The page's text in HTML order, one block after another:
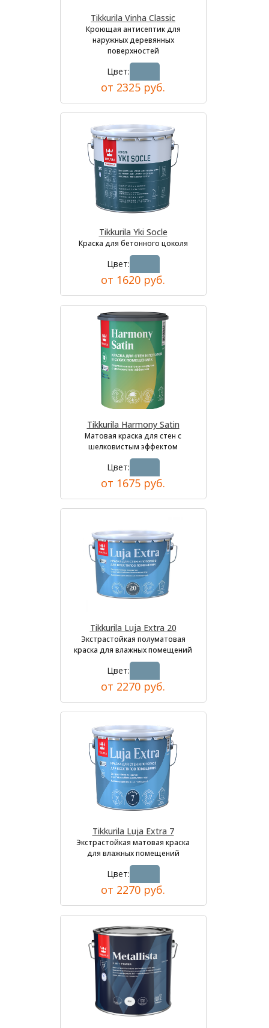
Tikkurila Vinha Classic
Кроющая антисептик для
наружных деревянных
поверхностей
Цвет:
от 2325 руб.
Tikkurila Yki Socle
Краска для бетонного цоколя
Цвет:
от 1620 руб.
Tikkurila Harmony Satin
Матовая краска для стен с
шелковистым эффектом
Цвет:
от 1675 руб.
Tikkurila Luja Extra 20
Экстрастойкая полуматовая
краска для влажных помещений
Цвет:
от 2270 руб.
Tikkurila Luja Extra 7
Экстрастойкая матовая краска
для влажных помещений
Цвет:
от 2270 руб.